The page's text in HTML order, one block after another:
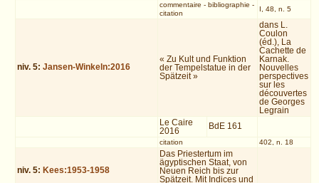
commentaire - bibliographie -
citation
I, 48, n. 5
niv. 5:Jansen-Winkeln:2016
« Zu Kult und Funktion
der Tempelstatue in der
Spätzeit »
dans L.
Coulon
(éd.), La
Cachette de
Karnak.
Nouvelles
perspectives
sur les
découvertes
de Georges
Legrain
Le Caire
2016
BdE 161
citation 402, n. 18
niv. 5: Kees:1953-1958
Das Priestertum im
ägyptischen Staat, von
Neuen Reich bis zur
Spätzeit. Mit Indices und